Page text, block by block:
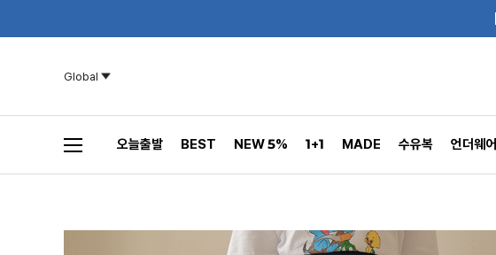
Global
오늘출발 BEST NEW 5% 1+1 MADE 수유복 언더웨어